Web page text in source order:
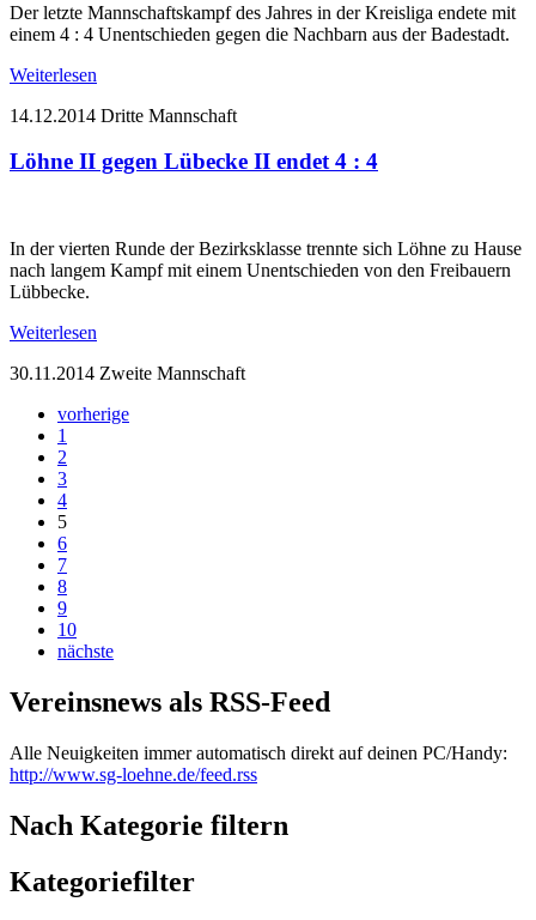
Der letzte Mannschaftskampf des Jahres in der Kreisliga endete mit
einem 4 : 4 Unentschieden gegen die Nachbarn aus der Badestadt.
Weiterlesen
14.12.2014 Dritte Mannschaft
Löhne II gegen Lübecke II endet 4 : 4
In der vierten Runde der Bezirksklasse trennte sich Löhne zu Hause
nach langem Kampf mit einem Unentschieden von den Freibauern
Lübbecke.
Weiterlesen
30.11.2014 Zweite Mannschaft
vorherige
1
2
3
4
5
6
7
8
9
10
nächste
Vereinsnews als RSS-Feed
Alle Neuigkeiten immer automatisch direkt auf deinen PC/Handy:
http://www.sg-loehne.de/feed.rss
Nach Kategorie filtern
Kategoriefilter